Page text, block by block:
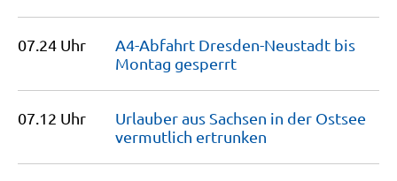
07.24 Uhr
A4-Abfahrt Dresden-Neustadt bis
Montag gesperrt
07.12 Uhr
Urlauber aus Sachsen in der Ostsee
vermutlich ertrunken